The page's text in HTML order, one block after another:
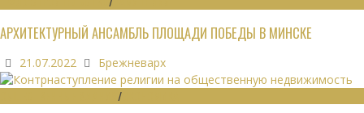
АРХИТЕКТУРНЫЙ АНСАМБЛЬ ПЛОЩАДИ ПОБЕДЫ В МИНСКЕ
21.07.2022 Брежневарх
/